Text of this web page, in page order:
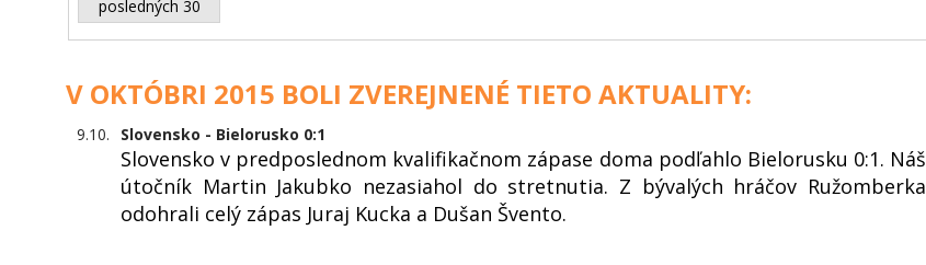
posledných 30
V OKTÓBRI 2015 BOLI ZVEREJNENÉ TIETO AKTUALITY:
9.10. Slovensko - Bielorusko 0:1
Slovensko v predposlednom kvalifikačnom zápase doma podľahlo Bielorusku 0:1. Náš
útočník Martin Jakubko nezasiahol do stretnutia. Z bývalých hráčov Ružomberka
odohrali celý zápas Juraj Kucka a Dušan Švento.